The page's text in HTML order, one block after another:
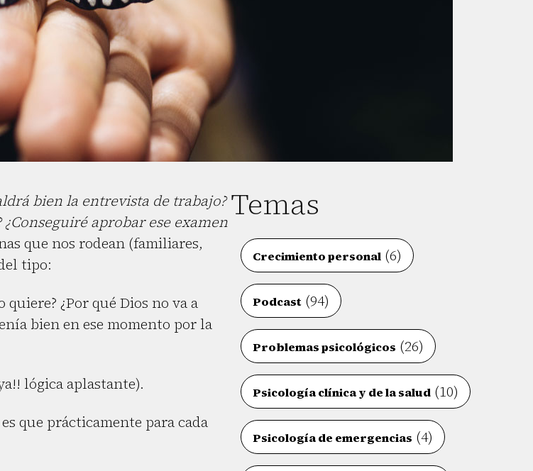
bien la entrevista de trabajo?
aprobar ese examen
que nos rodean (familiares,
tipo:
¿Por qué Dios no va a
bien en ese momento por la
lógica aplastante).
que prácticamente para cada
Temas
Crecimiento personal (6)
Podcast (94)
Problemas psicológicos (26)
Psicología clínica y de la salud (10)
Psicología de emergencias (4)